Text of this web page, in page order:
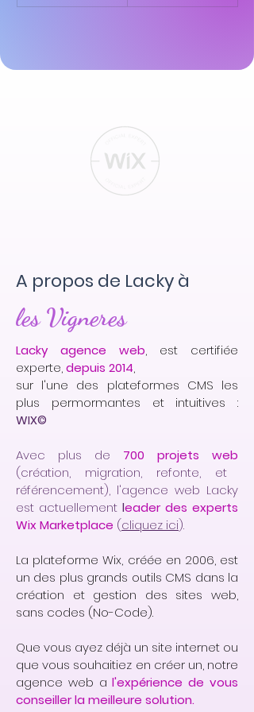
A propos de Lacky à
les Vigneres
Lacky agence web, est certifiée
experte,depuis 2014,
sur l'une des plateformes CMS les
plus permormantes et intuitives :
WIX©
Avec plus de
700 projets web
(création, migration, refonte, et
référencement), l'agence web Lacky
est actuellement leader des experts
Wix Marketplace (cliquez ici).
La plateforme Wix, créée en 2006, est
un des plus grands outils CMS dans la
création et gestion des sites web,
sans codes (No-Code).
Que vous ayez déjà un site internet ou
que vous souhaitiez en créer un, notre
agence web al'expérience de vous
conseiller la meilleure solution.